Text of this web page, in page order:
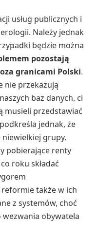
usług publicznych i
Należy jednak
będzie można
pozostają
granicami Polski.
nie przekazują
baz danych, ci
musieli przedstawiać
jednak, że
grupy.
pobierające renty
roku składać
także w ich
z systemów, choć
wezwania obywatela